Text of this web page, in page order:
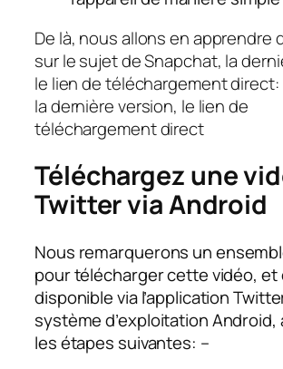
De là, nous allons en apprendre
sur le sujet de Snapchat, la
le lien de téléchargement direct:
la dernière version, le lien de
téléchargement direct
Téléchargez une
Twitter via Android
Nous remarquerons un
pour télécharger cette vidéo, et
disponible via l’application
système d’exploitation Android,
les étapes suivantes: –